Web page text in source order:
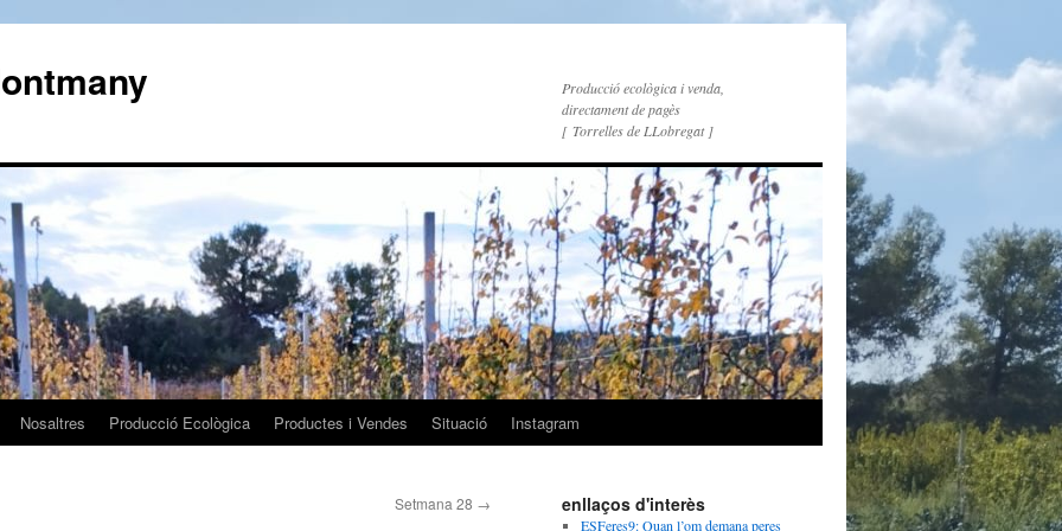
Producció ecològica i venda,
directament de pagès
[ Torrelles de LLobregat ]
Nosaltres Producció Ecològica Productes i Vendes Situació Instagram
Setmana 28 → enllaços d'interès
ESFeres9: Quan l’om demana peres